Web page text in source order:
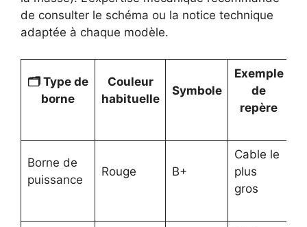
de consulter le schéma ou la notice technique
adaptée à chaque modèle.
🗂 Type de
borne
Couleur
habituelle
Symbole
Exemple
de
repère
Borne de
puissance
Rouge B+
Cable le
plus
gros